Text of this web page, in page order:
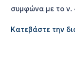
συμφώνα με το ν.
Κατεβάστε την